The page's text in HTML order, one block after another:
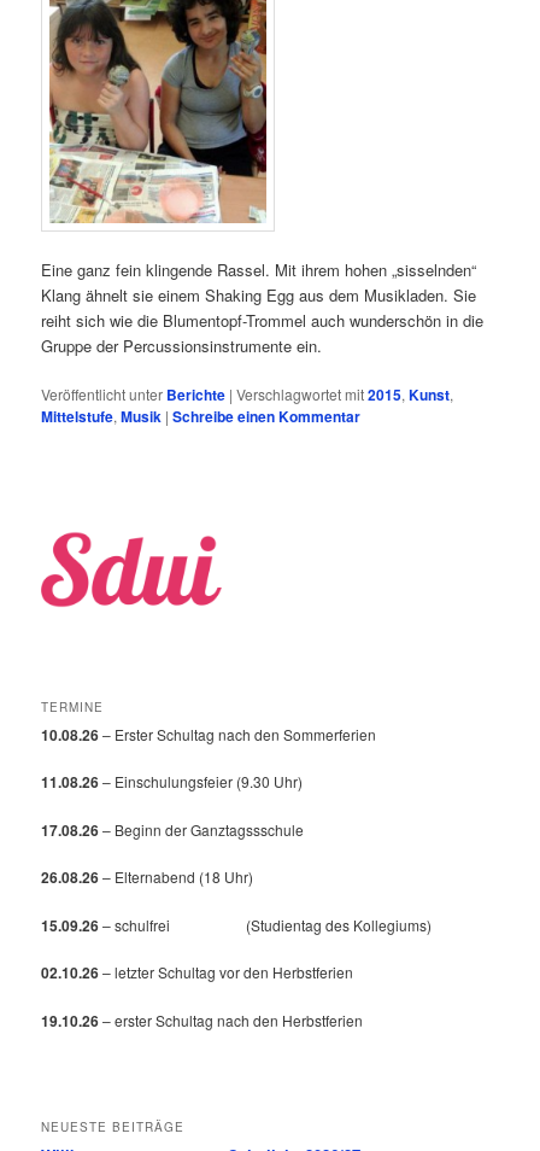
Eine ganz fein klingende Rassel. Mit ihrem hohen „sisselnden“
Klang ähnelt sie einem Shaking Egg aus dem Musikladen. Sie
reiht sich wie die Blumentopf-Trommel auch wunderschön in die
Gruppe der Percussionsinstrumente ein.
Veröffentlicht unter Berichte |Verschlagwortet mit2015,Kunst,
Mittelstufe,Musik |Schreibe einen Kommentar
TERMINE
10.08.26– Erster Schultag nach den Sommerferien
11.08.26– Einschulungsfeier (9.30 Uhr)
17.08.26– Beginn der Ganztagssschule
26.08.26– Elternabend (18 Uhr)
15.09.26– schulfrei (Studientag des Kollegiums)
02.10.26– letzter Schultag vor den Herbstferien
19.10.26– erster Schultag nach den Herbstferien
NEUESTE BEITRÄGE